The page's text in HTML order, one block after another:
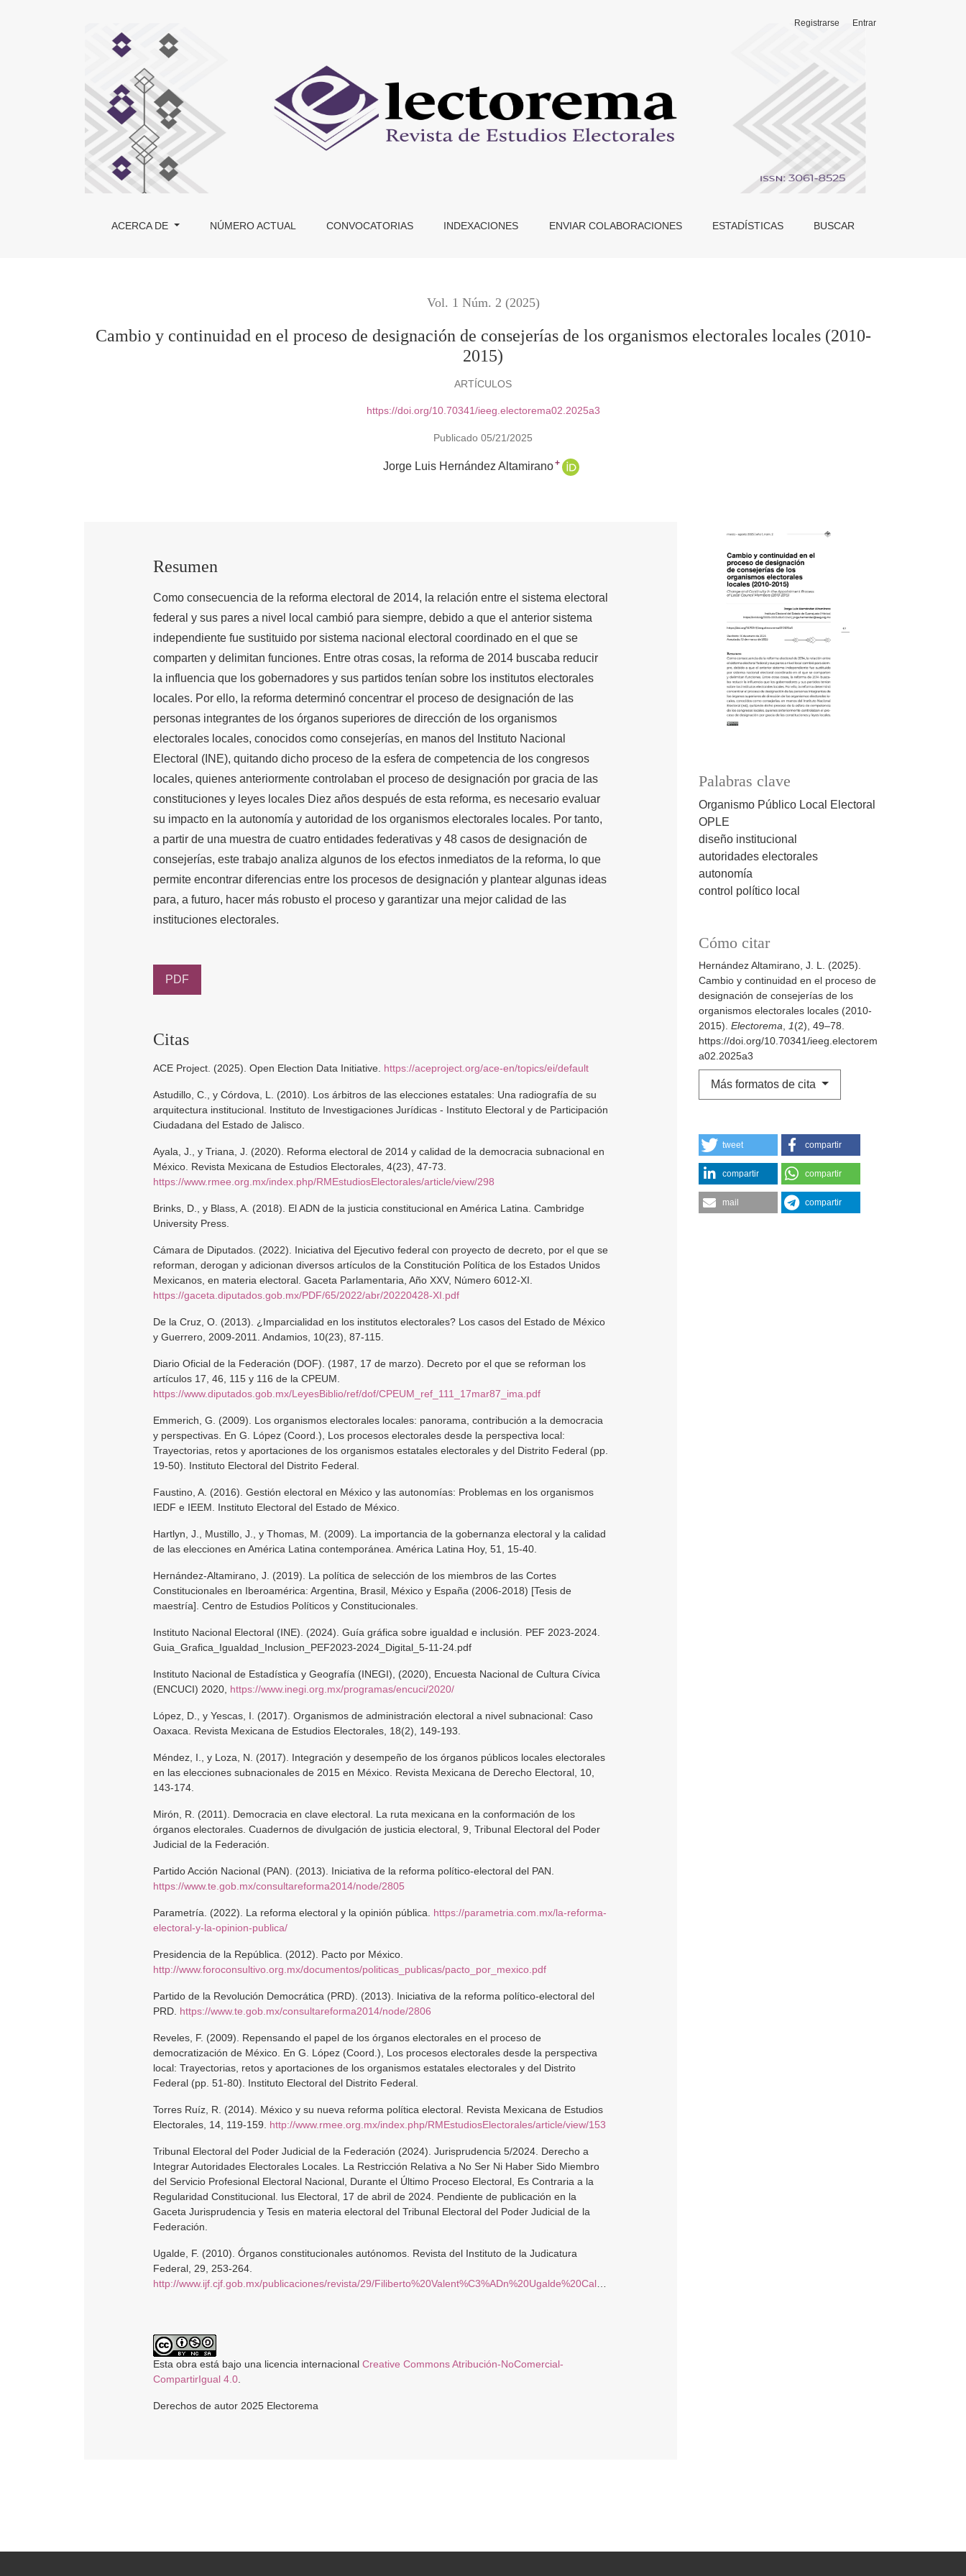
Cambio y continuidad en el proceso de designación de consejerías de los organismos electorales locales (2010-2015)
ACERCA DE NÚMERO ACTUAL CONVOCATORIAS INDEXACIONES ENVIAR COLABORACIONES ESTADÍSTICAS BUSCAR
Registrarse Entrar
Vol. 1 Núm. 2 (2025)
Cambio y continuidad en el proceso de designación de consejerías de los organismos electorales locales (2010-
2015)
ARTÍCULOS
https://doi.org/10.70341/ieeg.electorema02.2025a3
Publicado 05/21/2025
Jorge Luis Hernández Altamirano+
Palabras clave
Organismo Público Local Electoral
OPLE
diseño institucional
autoridades electorales
autonomía
control político local
Cómo citar
Hernández Altamirano, J. L. (2025).
Cambio y continuidad en el proceso de
designación de consejerías de los
organismos electorales locales (2010-
2015). Electorema, 1(2), 49–78.
https://doi.org/10.70341/ieeg.electorem
a02.2025a3
Más formatos de cita
tweet compartir
compartir compartir
mail compartir
Resumen
Como consecuencia de la reforma electoral de 2014, la relación entre el sistema electoral
federal y sus pares a nivel local cambió para siempre, debido a que el anterior sistema
independiente fue sustituido por sistema nacional electoral coordinado en el que se
comparten y delimitan funciones. Entre otras cosas, la reforma de 2014 buscaba reducir
la influencia que los gobernadores y sus partidos tenían sobre los institutos electorales
locales. Por ello, la reforma determinó concentrar el proceso de designación de las
personas integrantes de los órganos superiores de dirección de los organismos
electorales locales, conocidos como consejerías, en manos del Instituto Nacional
Electoral (INE), quitando dicho proceso de la esfera de competencia de los congresos
locales, quienes anteriormente controlaban el proceso de designación por gracia de las
constituciones y leyes locales Diez años después de esta reforma, es necesario evaluar
su impacto en la autonomía y autoridad de los organismos electorales locales. Por tanto,
a partir de una muestra de cuatro entidades federativas y 48 casos de designación de
consejerías, este trabajo analiza algunos de los efectos inmediatos de la reforma, lo que
permite encontrar diferencias entre los procesos de designación y plantear algunas ideas
para, a futuro, hacer más robusto el proceso y garantizar una mejor calidad de las
instituciones electorales.
PDF
Citas
ACE Project. (2025). Open Election Data Initiative. https://aceproject.org/ace-en/topics/ei/default
Astudillo, C., y Córdova, L. (2010). Los árbitros de las elecciones estatales: Una radiografía de su
arquitectura institucional. Instituto de Investigaciones Jurídicas - Instituto Electoral y de Participación
Ciudadana del Estado de Jalisco.
Ayala, J., y Triana, J. (2020). Reforma electoral de 2014 y calidad de la democracia subnacional en
México. Revista Mexicana de Estudios Electorales, 4(23), 47-73.
https://www.rmee.org.mx/index.php/RMEstudiosElectorales/article/view/298
Brinks, D., y Blass, A. (2018). El ADN de la justicia constitucional en América Latina. Cambridge
University Press.
Cámara de Diputados. (2022). Iniciativa del Ejecutivo federal con proyecto de decreto, por el que se
reforman, derogan y adicionan diversos artículos de la Constitución Política de los Estados Unidos
Mexicanos, en materia electoral. Gaceta Parlamentaria, Año XXV, Número 6012-XI.
https://gaceta.diputados.gob.mx/PDF/65/2022/abr/20220428-XI.pdf
De la Cruz, O. (2013). ¿Imparcialidad en los institutos electorales? Los casos del Estado de México
y Guerrero, 2009-2011. Andamios, 10(23), 87-115.
Diario Oficial de la Federación (DOF). (1987, 17 de marzo). Decreto por el que se reforman los
artículos 17, 46, 115 y 116 de la CPEUM.
https://www.diputados.gob.mx/LeyesBiblio/ref/dof/CPEUM_ref_111_17mar87_ima.pdf
Emmerich, G. (2009). Los organismos electorales locales: panorama, contribución a la democracia
y perspectivas. En G. López (Coord.), Los procesos electorales desde la perspectiva local:
Trayectorias, retos y aportaciones de los organismos estatales electorales y del Distrito Federal (pp.
19-50). Instituto Electoral del Distrito Federal.
Faustino, A. (2016). Gestión electoral en México y las autonomías: Problemas en los organismos
IEDF e IEEM. Instituto Electoral del Estado de México.
Hartlyn, J., Mustillo, J., y Thomas, M. (2009). La importancia de la gobernanza electoral y la calidad
de las elecciones en América Latina contemporánea. América Latina Hoy, 51, 15-40.
Hernández-Altamirano, J. (2019). La política de selección de los miembros de las Cortes
Constitucionales en Iberoamérica: Argentina, Brasil, México y España (2006-2018) [Tesis de
maestría]. Centro de Estudios Políticos y Constitucionales.
Instituto Nacional Electoral (INE). (2024). Guía gráfica sobre igualdad e inclusión. PEF 2023-2024.
Guia_Grafica_Igualdad_Inclusion_PEF2023-2024_Digital_5-11-24.pdf
Instituto Nacional de Estadística y Geografía (INEGI), (2020), Encuesta Nacional de Cultura Cívica
(ENCUCI) 2020, https://www.inegi.org.mx/programas/encuci/2020/
López, D., y Yescas, I. (2017). Organismos de administración electoral a nivel subnacional: Caso
Oaxaca. Revista Mexicana de Estudios Electorales, 18(2), 149-193.
Méndez, I., y Loza, N. (2017). Integración y desempeño de los órganos públicos locales electorales
en las elecciones subnacionales de 2015 en México. Revista Mexicana de Derecho Electoral, 10,
143-174.
Mirón, R. (2011). Democracia en clave electoral. La ruta mexicana en la conformación de los
órganos electorales. Cuadernos de divulgación de justicia electoral, 9, Tribunal Electoral del Poder
Judicial de la Federación.
Partido Acción Nacional (PAN). (2013). Iniciativa de la reforma político-electoral del PAN.
https://www.te.gob.mx/consultareforma2014/node/2805
Parametría. (2022). La reforma electoral y la opinión pública. https://parametria.com.mx/la-reforma-
electoral-y-la-opinion-publica/
Presidencia de la República. (2012). Pacto por México.
http://www.foroconsultivo.org.mx/documentos/politicas_publicas/pacto_por_mexico.pdf
Partido de la Revolución Democrática (PRD). (2013). Iniciativa de la reforma político-electoral del
PRD. https://www.te.gob.mx/consultareforma2014/node/2806
Reveles, F. (2009). Repensando el papel de los órganos electorales en el proceso de
democratización de México. En G. López (Coord.), Los procesos electorales desde la perspectiva
local: Trayectorias, retos y aportaciones de los organismos estatales electorales y del Distrito
Federal (pp. 51-80). Instituto Electoral del Distrito Federal.
Torres Ruíz, R. (2014). México y su nueva reforma política electoral. Revista Mexicana de Estudios
Electorales, 14, 119-159. http://www.rmee.org.mx/index.php/RMEstudiosElectorales/article/view/153
Tribunal Electoral del Poder Judicial de la Federación (2024). Jurisprudencia 5/2024. Derecho a
Integrar Autoridades Electorales Locales. La Restricción Relativa a No Ser Ni Haber Sido Miembro
del Servicio Profesional Electoral Nacional, Durante el Último Proceso Electoral, Es Contraria a la
Regularidad Constitucional. Ius Electoral, 17 de abril de 2024. Pendiente de publicación en la
Gaceta Jurisprudencia y Tesis en materia electoral del Tribunal Electoral del Poder Judicial de la
Federación.
Ugalde, F. (2010). Órganos constitucionales autónomos. Revista del Instituto de la Judicatura
Federal, 29, 253-264.
http://www.ijf.cjf.gob.mx/publicaciones/revista/29/Filiberto%20Valent%C3%ADn%20Ugalde%20Calder%C3%B3n.pdf
Esta obra está bajo una licencia internacional Creative Commons Atribución-NoComercial-
CompartirIgual 4.0
Derechos de autor 2025 Electorema